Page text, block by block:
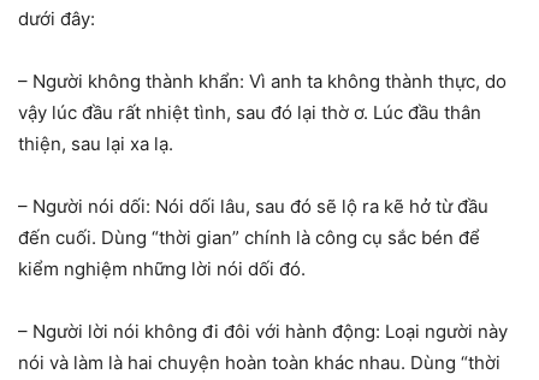
dưới đây:
– Người không thành khẩn: Vì anh ta không thành thực, do
vậy lúc đầu rất nhiệt tình, sau đó lại thờ ơ. Lúc đầu thân
thiện, sau lại xa lạ.
– Người nói dối: Nói dối lâu, sau đó sẽ lộ ra kẽ hở từ đầu
đến cuối. Dùng “thời gian” chính là công cụ sắc bén để
kiểm nghiệm những lời nói dối đó.
– Người lời nói không đi đôi với hành động: Loại người này
nói và làm là hai chuyện hoàn toàn khác nhau. Dùng “thời